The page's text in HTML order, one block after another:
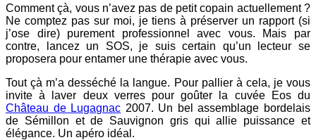
Comment çà, vous n’avez pas de petit copain actuellement ?
Ne comptez pas sur moi, je tiens à préserver un rapport (si
j’ose dire) purement professionnel avec vous. Mais par
contre, lancez un SOS, je suis certain qu’un lecteur se
proposera pour entamer une thérapie avec vous.
Tout çà m’a desséché la langue. Pour pallier à cela, je vous
invite à laver deux verres pour goûter la cuvée Eos du
Château de Lugagnac 2007. Un bel assemblage bordelais
de Sémillon et de Sauvignon gris qui allie puissance et
élégance. Un apéro idéal.